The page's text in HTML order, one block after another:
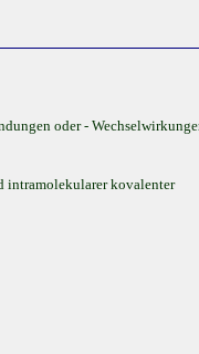
oder -
intramolekularer kovalenter